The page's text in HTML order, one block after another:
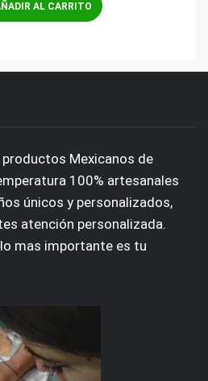
AL CARRITO
Mexicanos de
100% artesanales
únicos y personalizados,
atención personalizada.
mas importante es tu